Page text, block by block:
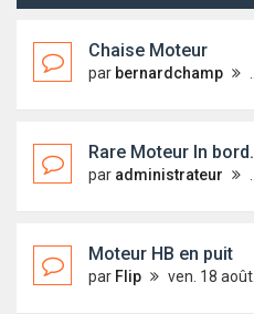
Chaise Moteur
par bernardchamp
Rare Moteur In bord 11 ch diesel sur un First 18 ???
par administrateur
Moteur HB en puit
par Flip ven. 18 août 2017 10:36